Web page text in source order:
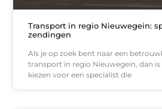
Transport in regio Nieuwegein:
zendingen
Als je op zoek bent naar een
transport in regio Nieuwegein, dan
kiezen voor een specialist die